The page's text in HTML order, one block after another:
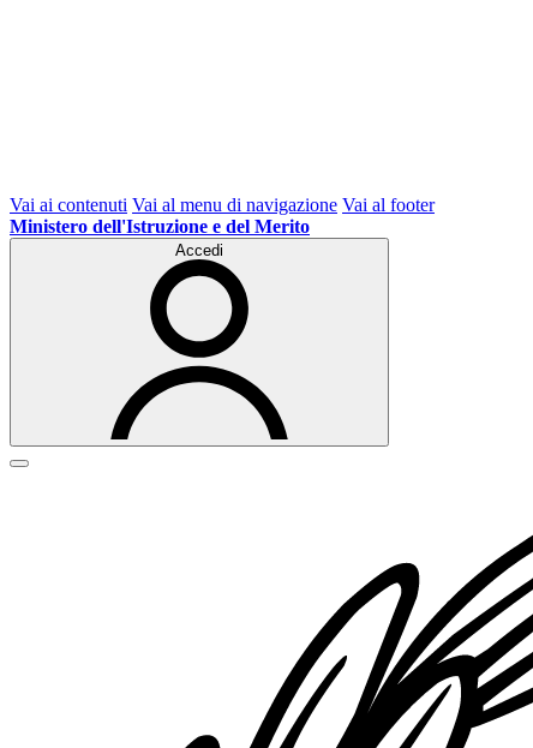
Vai ai contenuti Vai al menu di navigazione Vai al footer
Ministero dell'Istruzione e del Merito
Accedi